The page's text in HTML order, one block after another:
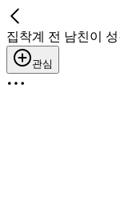
집착계 전 남친이
관심